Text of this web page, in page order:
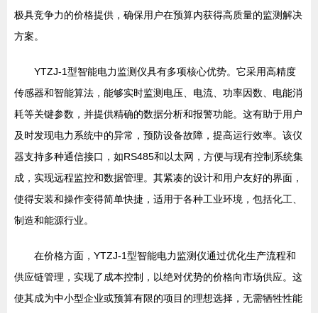
极具竞争力的价格提供，确保用户在预算内获得高质量的监测解决
方案。
YTZJ-1型智能电力监测仪具有多项核心优势。它采用高精度
传感器和智能算法，能够实时监测电压、电流、功率因数、电能消
耗等关键参数，并提供精确的数据分析和报警功能。这有助于用户
及时发现电力系统中的异常，预防设备故障，提高运行效率。该仪
器支持多种通信接口，如RS485和以太网，方便与现有控制系统集
成，实现远程监控和数据管理。其紧凑的设计和用户友好的界面，
使得安装和操作变得简单快捷，适用于各种工业环境，包括化工、
制造和能源行业。
在价格方面，YTZJ-1型智能电力监测仪通过优化生产流程和
供应链管理，实现了成本控制，以绝对优势的价格向市场供应。这
使其成为中小型企业或预算有限的项目的理想选择，无需牺牲性能